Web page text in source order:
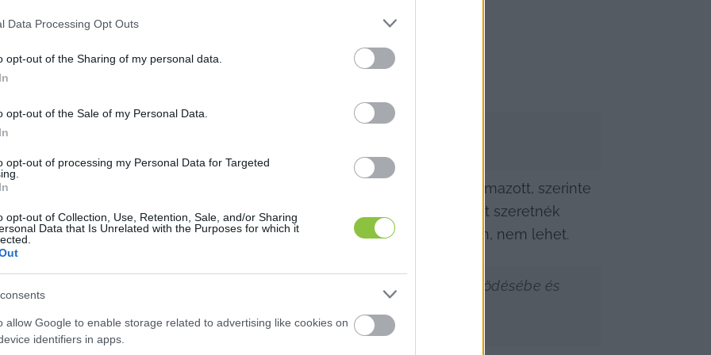
Data Processing Opt Outs
opt-out of the Sharing of my personal data.
opt-out of the Sale of my Personal Data.
opt-out of processing my Personal Data for Targeted
opt-out of Collection, Use, Retention, Sale, and/or Sharing
Data that Is Unrelated with the Purposes for which it
allow Google to enable storage related to advertising like cookies on
identifiers in apps.
azt, hogy többek között az a baj, hogy kevesen vannak a tüntetők.
miniszterelnökséget vezető miniszter a kormányinfón úgy fogalmazott, szerinte
akadályozza százezrek közlekedését. Kijelentette továbbá, hogy azt szeretnék
a helyzetet, és mondja ki: hídon tüntetni, különösen munkanapokon, nem lehet.
a kormánynak semmilyen beleszólása nem lehet(ne) a Kúria működésébe és